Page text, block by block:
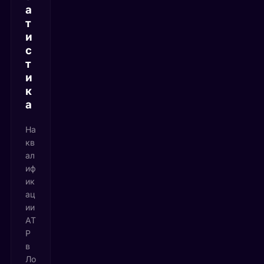
а
т
и
с
т
и
к
а
На
кв
ал
иф
ик
ац
ии
AT
P
в
Ло